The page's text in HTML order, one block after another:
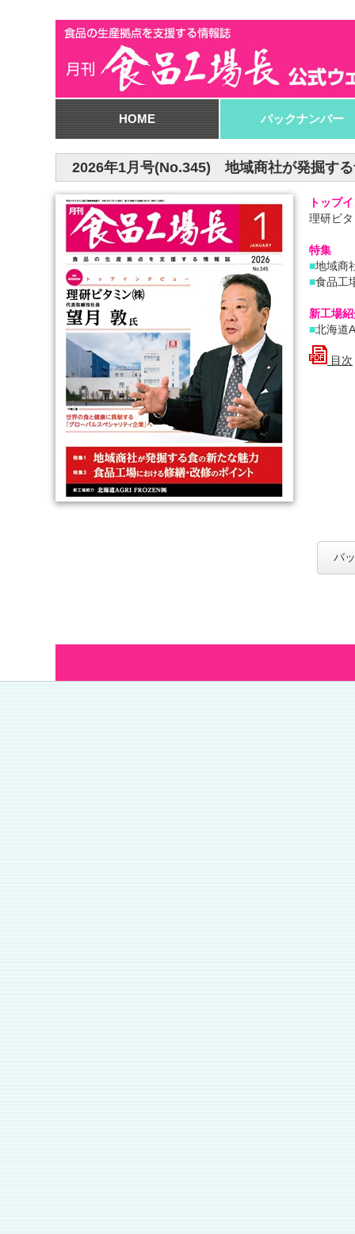
HOME バックナンバー
2026年1月号(No.345) 地域商社が発掘す
トップ
理研ビ
特集
■地域商
■食品工
新工場
■北海道
目次
バ